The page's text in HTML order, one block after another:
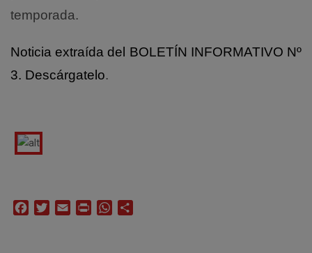
temporada.
Noticia extraída del BOLETÍN INFORMATIVO Nº
3. Descárgatelo.
FacebookTwitterEmail Print WhatsApp